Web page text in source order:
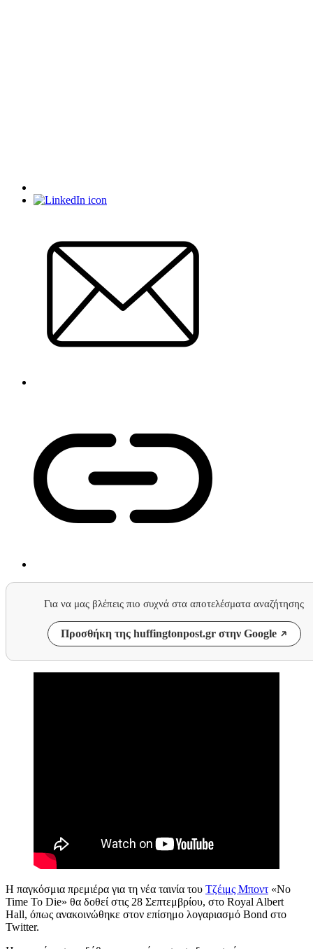
Για να μας βλέπεις πιο συχνά στα αποτελέσματα αναζήτησης
Προσθήκη της huffingtonpost.gr στην Google
Η παγκόσμια πρεμιέρα για τη νέα ταινία του Τζέιμς Μποντ «No
Time To Die» θα δοθεί στις 28 Σεπτεμβρίου, στο Royal Albert
Hall, όπως ανακοινώθηκε στον επίσημο λογαριασμό Bond στο
Twitter.